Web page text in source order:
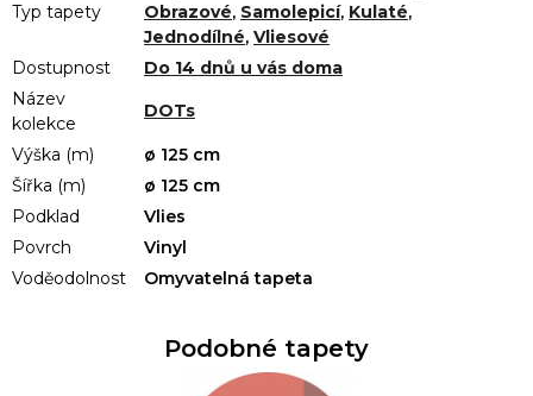
Typ tapety
Obrazové, Samolepicí, Kulaté,
Jednodílné, Vliesové
Dostupnost
Do 14 dnů u vás doma
Název
kolekce
DOTs
Výška (m)
ø 125 cm
Šířka (m)
ø 125 cm
Podklad
Vlies
Povrch
Vinyl
Voděodolnost
Omyvatelná tapeta
Podobné tapety